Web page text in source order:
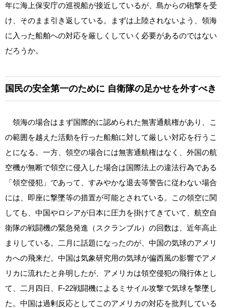
年に海上保安庁の巡視船が接近しているが、島からの砲撃を受
け、そのまま引き返している。まずは上陸されないよう、領海
に入った船舶への対応を厳しくしていく必要があるのではない
だろうか。
国民の安全第一のために 自衛隊の足かせを外すべき
領海の場合はまず国際的に認められた無害通航権があり、こ
の範囲を越えた活動を行った船舶に対して厳しい対応を行うこ
とになる。一方、領空の場合には無害通航権はなく、外国の航
空機が無断で領空に侵入した場合は国際法上の違法行為である
「領空侵犯」であって、すみやかな退去等警告に従わない場合
には、即座に撃墜等の措置が可能とされている。この領空に関
しても、中国やロシアが日本に圧力を掛けてきていて、航空自
衛隊の戦闘機の緊急発進（スクランブル）の回数は、近年高止
まりしている。二月に話題になったのが、中国の気球のアメリ
カへの飛来だ。中国は気象研究用の気球が偏西風の影響でアメ
リカに流れたと弁明したが、アメリカは領空侵犯の飛行体とし
て、二月四日、F‐22戦闘機によるミサイル攻撃で気球を撃墜し
た。中国は過剰反応としてこのアメリカの対応を批判している